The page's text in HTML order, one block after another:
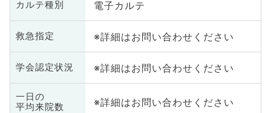
カルテ種別 電子カルテ
救急指定 ※詳細はお問い合わせください
学会認定状況 ※詳細はお問い合わせください
一日の
平均来院数
※詳細はお問い合わせください